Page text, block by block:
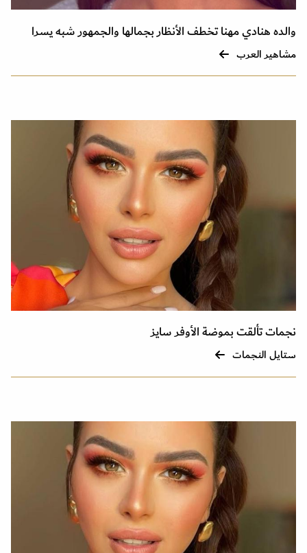
والده هنادي مهنا تخطف الأنظار بجمالها والجمهور شبه يسرا
مشاهير العرب
نجمات تألقت بموضة الأوفر سايز
ستايل النجمات